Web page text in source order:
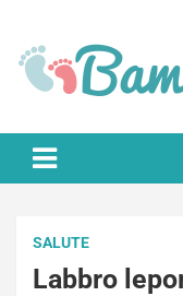
content
Bambino.it
SALUTE
Labbro